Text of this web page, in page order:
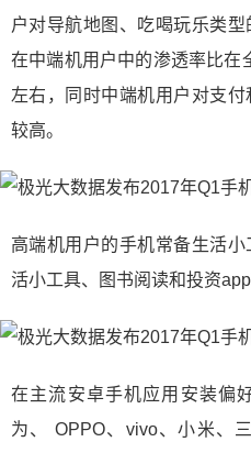
户对导航地图、吃喝玩乐类
在中端机用户中的渗透率比在
左右，同时中端机用户对支
较高。
高端机用户的手机常备生活
活小工具、图书阅读和投资app
在主流安卓手机应用安装偏
为、 OPPO、vivo、小米、